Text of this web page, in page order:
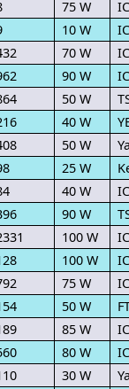
75 W
10 W
70 W
90 W
50 W
40 W
50 W
25 W
40 W
90 W
100 W
100 W
75 W
50 W
85 W
80 W
30 W